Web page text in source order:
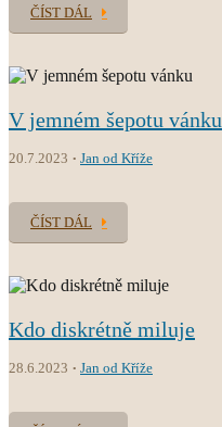
ČÍST DÁL
V jemném šepotu vánku
20.7.2023 Jan od Kříže
ČÍST DÁL
Kdo diskrétně miluje
28.6.2023 Jan od Kříže